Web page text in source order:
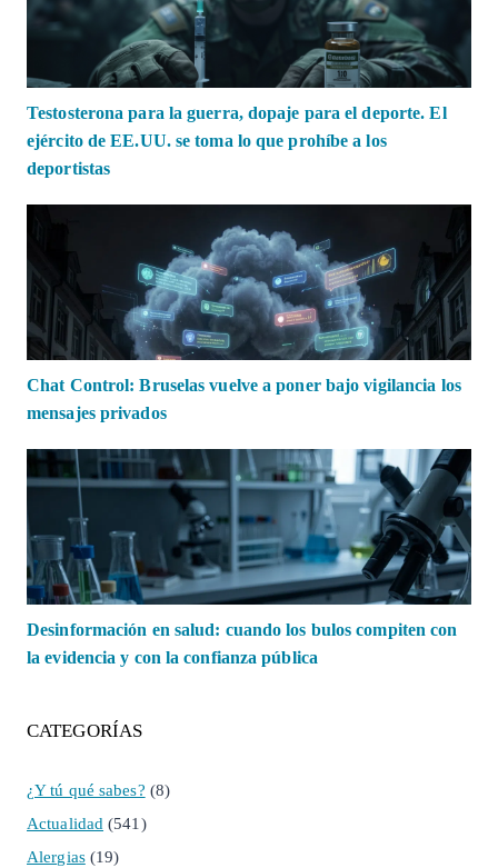
Testosterona para la guerra, dopaje para el deporte. El
ejército de EE.UU. se toma lo que prohíbe a los
deportistas
Chat Control: Bruselas vuelve a poner bajo vigilancia los
mensajes privados
Desinformación en salud: cuando los bulos compiten con
la evidencia y con la confianza pública
CATEGORÍAS
¿Y tú qué sabes? (8)
Actualidad (541)
Alergias(19)